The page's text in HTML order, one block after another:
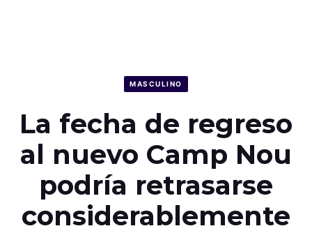
MASCULINO
La fecha de regreso
al nuevo Camp Nou
podría retrasarse
considerablemente